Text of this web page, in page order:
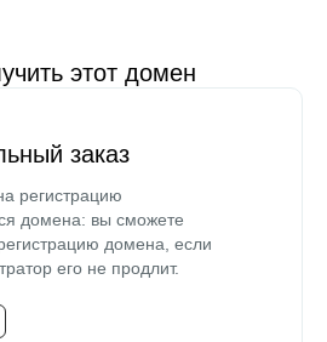
этот домен
заказ
регистрацию
домена: вы сможете
домена, если
его не продлит.